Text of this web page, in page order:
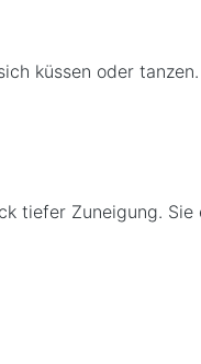
küssen oder tanzen.
tiefer Zuneigung.